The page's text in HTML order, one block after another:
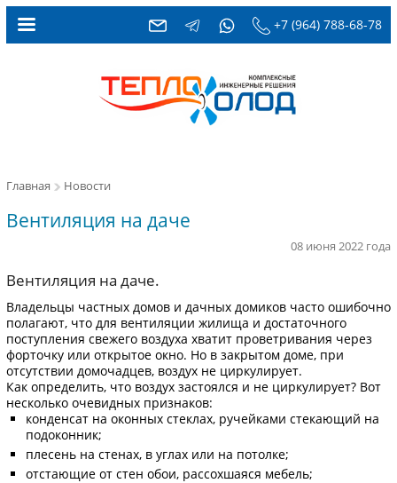
+7 (964) 788-68-78
Главная Новости
Вентиляция на даче
08 июня 2022 года
Вентиляция на даче.
Владельцы частных домов и дачных домиков часто ошибочно
полагают, что для вентиляции жилища и достаточного
поступления свежего воздуха хватит проветривания через
форточку или открытое окно. Но в закрытом доме, при
отсутствии домочадцев, воздух не циркулирует.
Как определить, что воздух застоялся и не циркулирует? Вот
несколько очевидных признаков:
конденсат на оконных стеклах, ручейками стекающий на
подоконник;
плесень на стенах, в углах или на потолке;
отстающие от стен обои, рассохшаяся мебель;